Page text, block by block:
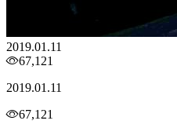
2019.01.11
67,121
2019.01.11
67,121